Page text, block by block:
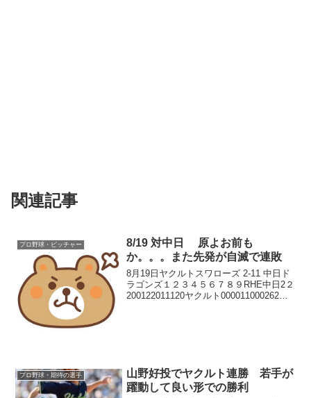
関連記事
プロ野球・ピッチャー
8/19 対中日 原よお前も
か。。。また先発が自滅で連敗
8月19日ヤクルトスワローズ 2-11 中日ド
ラゴンズ１２３４５６７８９RHE中日2２
200122011120ヤクルト000011000262ま
プロ野球・期待の選手
山野好投でヤクルト連勝 若手が
躍動して良い形での勝利